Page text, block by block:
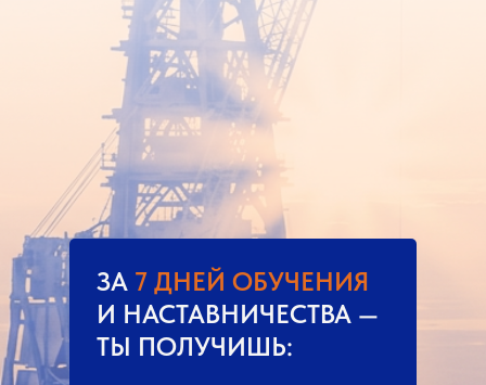
ЗА 7 ДНЕЙ ОБУЧЕНИЯ
И НАСТАВНИЧЕСТВА —
ТЫ ПОЛУЧИШЬ: